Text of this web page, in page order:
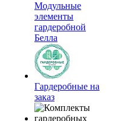
Модульные
элементы
гардеробной
Белла
Гардеробные на
заказ